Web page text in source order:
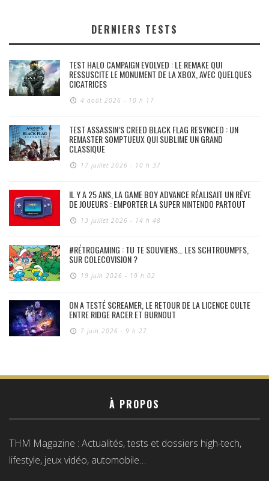
DERNIERS TESTS
TEST HALO CAMPAIGN EVOLVED : LE REMAKE QUI
RESSUSCITE LE MONUMENT DE LA XBOX, AVEC QUELQUES
CICATRICES
4 août 2026 - 10 h 17
TEST ASSASSIN’S CREED BLACK FLAG RESYNCED : UN
REMASTER SOMPTUEUX QUI SUBLIME UN GRAND
CLASSIQUE
17 juillet 2026 - 10 h 37
IL Y A 25 ANS, LA GAME BOY ADVANCE RÉALISAIT UN RÊVE
DE JOUEURS : EMPORTER LA SUPER NINTENDO PARTOUT
13 juillet 2026 - 14 h 48
#RÉTROGAMING : TU TE SOUVIENS… LES SCHTROUMPFS,
SUR COLECOVISION ?
19 juin 2026 - 19 h 02
ON A TESTÉ SCREAMER, LE RETOUR DE LA LICENCE CULTE
ENTRE RIDGE RACER ET BURNOUT
7 juin 2026 - 9 h 27
À PROPOS
THM Magazine : Actualités, tests et dossiers high-tech,
lifestyle, jeux vidéo, automobile…